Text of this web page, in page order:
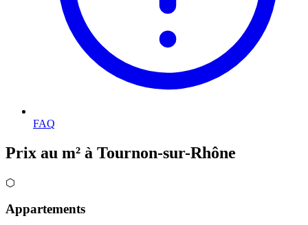
FAQ
Prix au m² à Tournon-sur-Rhône
⬡
Appartements